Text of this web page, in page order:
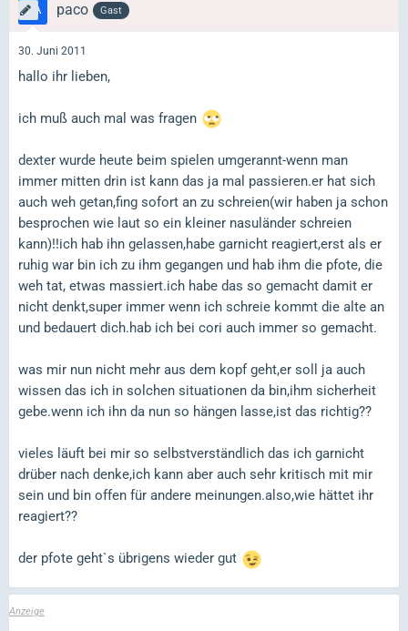
paco Gast
30. Juni 2011
hallo ihr lieben,
ich muß auch mal was fragen
dexter wurde heute beim spielen umgerannt-wenn man
immer mitten drin ist kann das ja mal passieren.er hat sich
auch weh getan,fing sofort an zu schreien(wir haben ja schon
besprochen wie laut so ein kleiner nasuländer schreien
kann)!!ich hab ihn gelassen,habe garnicht reagiert,erst als er
ruhig war bin ich zu ihm gegangen und hab ihm die pfote, die
weh tat, etwas massiert.ich habe das so gemacht damit er
nicht denkt,super immer wenn ich schreie kommt die alte an
und bedauert dich.hab ich bei cori auch immer so gemacht.
was mir nun nicht mehr aus dem kopf geht,er soll ja auch
wissen das ich in solchen situationen da bin,ihm sicherheit
gebe.wenn ich ihn da nun so hängen lasse,ist das richtig??
vieles läuft bei mir so selbstverständlich das ich garnicht
drüber nach denke,ich kann aber auch sehr kritisch mit mir
sein und bin offen für andere meinungen.also,wie hättet ihr
reagiert??
der pfote geht`s übrigens wieder gut